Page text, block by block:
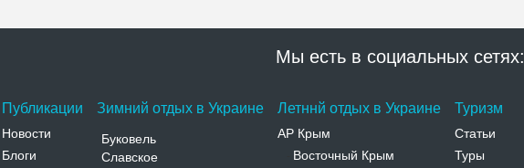
Мы есть в социальных сетях:
Публикации
Новости
Блоги
Зимний отдых в Украине
Буковель
Славское
Летннй отдых в Украине
АР Крым
Восточный Крым
Туризм
Статьи
Туры